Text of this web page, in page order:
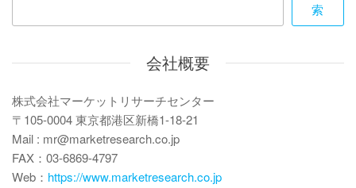
シ
ン
索
会社概要
株式会社マーケットリサーチセンター
〒105-0004 東京都港区新橋1-18-21
Mail : mr@marketresearch.co.jp
FAX：03-6869-4797
Web： https://www.marketresearch.co.jp